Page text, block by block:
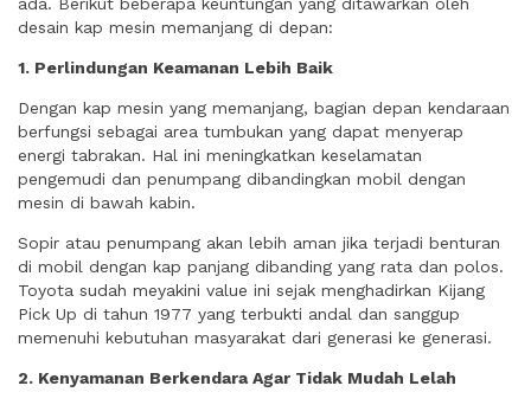
desain kap mesin memanjang di depan:
1. Perlindungan Keamanan Lebih Baik
Dengan kap mesin yang memanjang, bagian depan kendaraan
berfungsi sebagai area tumbukan yang dapat menyerap
energi tabrakan. Hal ini meningkatkan keselamatan
pengemudi dan penumpang dibandingkan mobil dengan
mesin di bawah kabin.
Sopir atau penumpang akan lebih aman jika terjadi benturan
di mobil dengan kap panjang dibanding yang rata dan polos.
Toyota sudah meyakini value ini sejak menghadirkan Kijang
Pick Up di tahun 1977 yang terbukti andal dan sanggup
memenuhi kebutuhan masyarakat dari generasi ke generasi.
2. Kenyamanan Berkendara Agar Tidak Mudah Lelah